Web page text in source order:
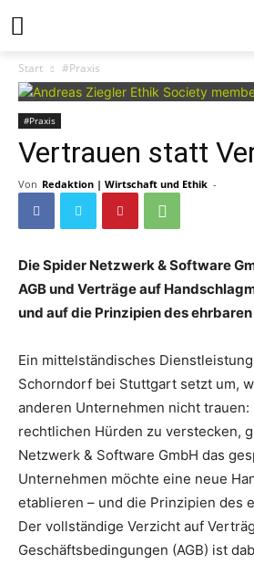
Start #Praxis
#Praxis
Vertrauen statt
Von Redaktion | Wirtschaft und Ethik -
Die Spider Netzwerk & Software
AGB und Verträge auf
und auf die Prinzipien des
Ein mittelständisches
Schorndorf bei Stuttgart setzt um,
anderen Unternehmen nicht
rechtlichen Hürden zu verstecken,
Netzwerk & Software GmbH das
Unternehmen möchte eine neue
etablieren – und die Prinzipien des
Der vollständige Verzicht auf
Geschäftsbedingungen (AGB) ist